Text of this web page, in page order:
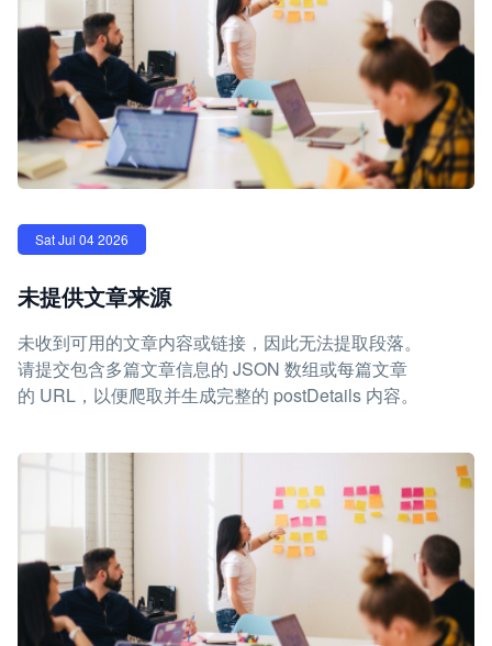
Sat Jul 04 2026
未提供文章来源
未收到可用的文章内容或链接，因此无法提取段落。
请提交包含多篇文章信息的 JSON 数组或每篇文章
的 URL，以便爬取并生成完整的 postDetails 内容。